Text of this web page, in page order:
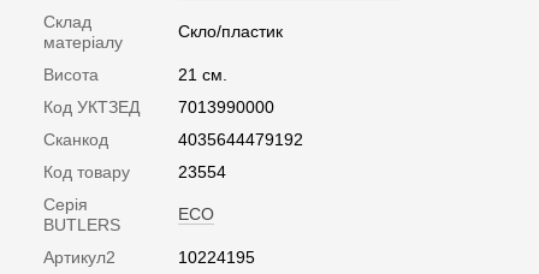
Склад
матеріалу
Скло/пластик
Висота
21 см.
Код УКТЗЕД
7013990000
Сканкод
4035644479192
Код товару
23554
Серія
BUTLERS
ECO
Артикул2 10224195